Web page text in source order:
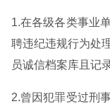
1.在各级各类事业
聘违纪违规行为处
员诚信档案库且记
2.曾因犯罪受过刑